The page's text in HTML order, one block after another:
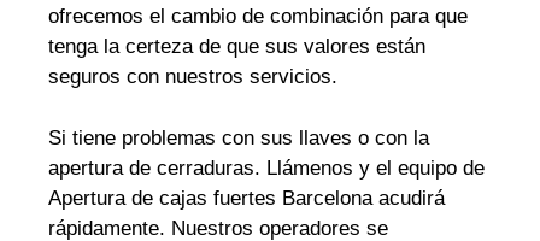
ofrecemos el cambio de combinación para que
tenga la certeza de que sus valores están
seguros con nuestros servicios.
Si tiene problemas con sus llaves o con la
apertura de cerraduras. Llámenos y el equipo de
Apertura de cajas fuertes Barcelona acudirá
rápidamente. Nuestros operadores se